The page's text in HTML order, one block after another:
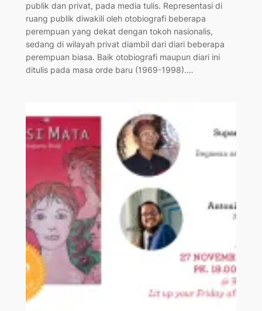
publik dan privat, pada media tulis. Representasi di
ruang publik diwakili oleh otobiografi beberapa
perempuan yang dekat dengan tokoh nasionalis,
sedang di wilayah privat diambil dari diari beberapa
perempuan biasa. Baik otobiografi maupun diari ini
ditulis pada masa orde baru (1969-1998).…